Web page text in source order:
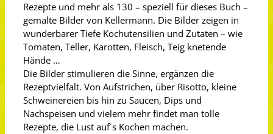
Rezepte und mehr als 130 – speziell für dieses Buch –
gemalte Bilder von Kellermann. Die Bilder zeigen in
wunderbarer Tiefe Kochutensilien und Zutaten – wie
Tomaten, Teller, Karotten, Fleisch, Teig knetende
Hände …
Die Bilder stimulieren die Sinne, ergänzen die
Rezeptvielfalt. Von Aufstrichen, über Risotto, kleine
Schweinereien bis hin zu Saucen, Dips und
Nachspeisen und vielem mehr findet man tolle
Rezepte, die Lust auf´s Kochen machen.